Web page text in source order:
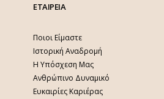
ΕΤΑΙΡΕΙΑ
Ποιοι Είμαστε
Ιστορική Αναδρομή
Η Υπόσχεση Μας
Ανθρώπινο Δυναμικό
Ευκαιρίες Καριέρας